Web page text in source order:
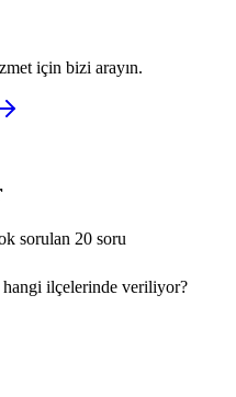
için bizi arayın.
sorulan 20 soru
ilçelerinde veriliyor?